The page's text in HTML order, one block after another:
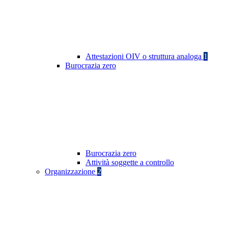
Attestazioni OIV o struttura analoga 1
Burocrazia zero
Burocrazia zero
Attività soggette a controllo
Organizzazione 2